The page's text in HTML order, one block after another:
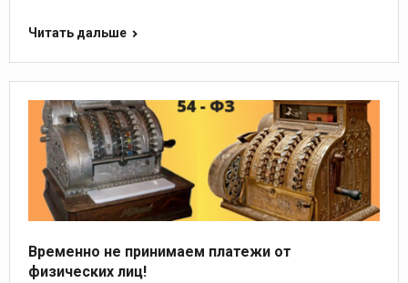
Читать дальше
Временно не принимаем платежи от
физических лиц!